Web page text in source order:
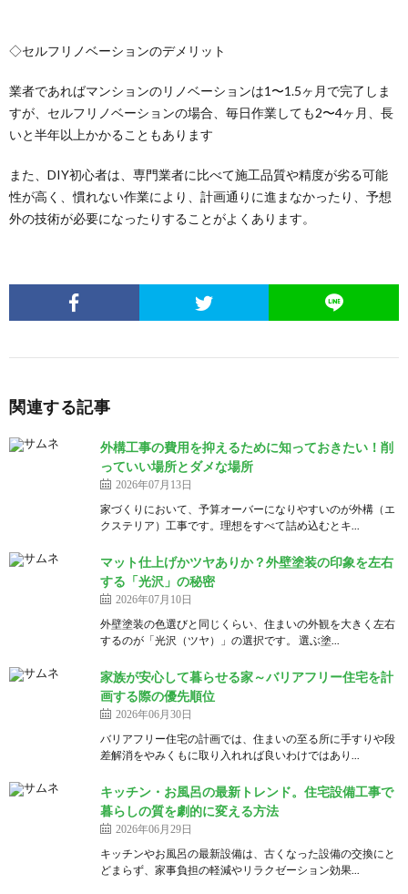
◇セルフリノベーションのデメリット
業者であればマンションのリノベーションは1〜1.5ヶ月で完了しま
すが、セルフリノベーションの場合、毎日作業しても2〜4ヶ月、長
いと半年以上かかることもあります
また、DIY初心者は、専門業者に比べて施工品質や精度が劣る可能
性が高く、慣れない作業により、計画通りに進まなかったり、予想
外の技術が必要になったりすることがよくあります。
関連する記事
外構工事の費用を抑えるために知っておきたい！削
っていい場所とダメな場所
2026年07月13日
家づくりにおいて、予算オーバーになりやすいのが外構（エ
クステリア）工事です。理想をすべて詰め込むとキ...
マット仕上げかツヤありか？外壁塗装の印象を左右
する「光沢」の秘密
2026年07月10日
外壁塗装の色選びと同じくらい、住まいの外観を大きく左右
するのが「光沢（ツヤ）」の選択です。 選ぶ塗...
家族が安心して暮らせる家～バリアフリー住宅を計
画する際の優先順位
2026年06月30日
バリアフリー住宅の計画では、住まいの至る所に手すりや段
差解消をやみくもに取り入れれば良いわけではあり...
キッチン・お風呂の最新トレンド。住宅設備工事で
暮らしの質を劇的に変える方法
2026年06月29日
キッチンやお風呂の最新設備は、古くなった設備の交換にと
どまらず、家事負担の軽減やリラクゼーション効果...